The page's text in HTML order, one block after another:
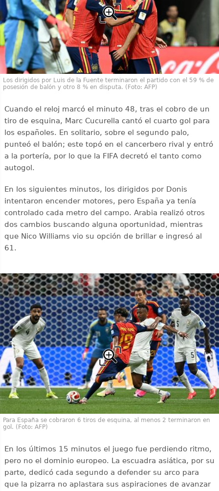
Los dirigidos por Luis de la Fuente terminaron el partido con el 59 % de
posesión de balón y otro 8 % en disputa. (Foto: AFP)
Cuando el reloj marcó el minuto 48, tras el cobro de un
tiro de esquina, Marc Cucurella cantó el cuarto gol para
los españoles. En solitario, sobre el segundo palo,
punteó el balón; este topó en el cancerbero rival y entró
a la portería, por lo que la FIFA decretó el tanto como
autogol.
En los siguientes minutos, los dirigidos por Donis
intentaron encender motores, pero España ya tenía
controlado cada metro del campo. Arabia realizó otros
dos cambios buscando alguna oportunidad, mientras
que Nico Williams vio su opción de brillar e ingresó al
61.
Para España se cobraron 6 tiros de esquina, al menos 2 terminaron en
gol. (Foto: AFP)
En los últimos 15 minutos el juego fue perdiendo ritmo,
pero no el dominio europeo. La escuadra asiática, por su
parte, dedicó cada segundo a defender su arco para
que la pizarra no aplastara sus aspiraciones de avanzar